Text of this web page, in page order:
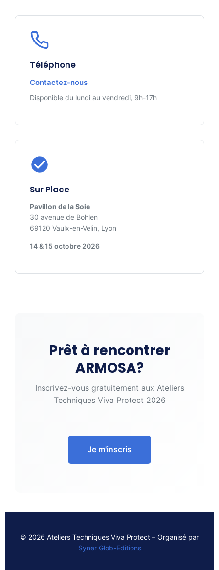
Téléphone
Contactez-nous
Disponible du lundi au vendredi, 9h-17h
Sur Place
Pavillon de la Soie
30 avenue de Bohlen
69120 Vaulx-en-Velin, Lyon
14 & 15 octobre 2026
Prêt à rencontrer
ARMOSA?
Inscrivez-vous gratuitement aux Ateliers
Techniques Viva Protect 2026
Je m'inscris
© 2026 Ateliers Techniques Viva Protect – Organisé par
Syner Glob-Editions